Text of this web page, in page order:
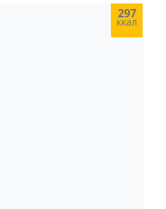
297
ккал